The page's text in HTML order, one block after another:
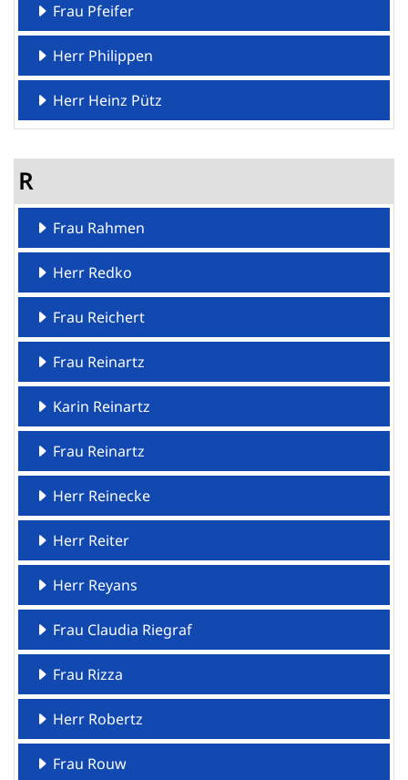
Frau Pfeifer
Herr Philippen
Herr Heinz Pütz
R
Frau Rahmen
Herr Redko
Frau Reichert
Frau Reinartz
Karin Reinartz
Frau Reinartz
Herr Reinecke
Herr Reiter
Herr Reyans
Frau Claudia Riegraf
Frau Rizza
Herr Robertz
Frau Rouw